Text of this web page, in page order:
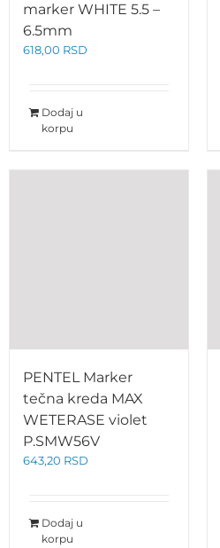
marker WHITE 5.5 –
6.5mm
618,00 RSD
Dodaj u
korpu
PENTEL Marker
tečna kreda MAX
WETERASE violet
P.SMW56V
643,20 RSD
Dodaj u
korpu